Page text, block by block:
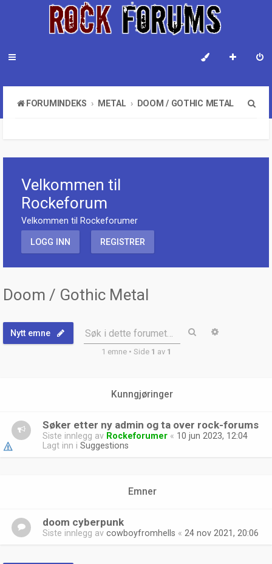
FORUMINDEKS METAL DOOM / GOTHIC METAL
Velkommen til
Rockeforum
Velkommen til Rockeforumer
LOGG INN REGISTRER
Doom / Gothic Metal
Nytt emne Søk i dette forumet… Søk
1 emne • Side 1 av 1
Kunngjøringer
Søker etter ny admin og ta over rock-forums
Siste innlegg av Rockeforumer « 10 jun 2023, 12:04
Lagt inn i Suggestions
Emner
doom cyberpunk
Siste innlegg av cowboyfromhells « 24 nov 2021, 20:06